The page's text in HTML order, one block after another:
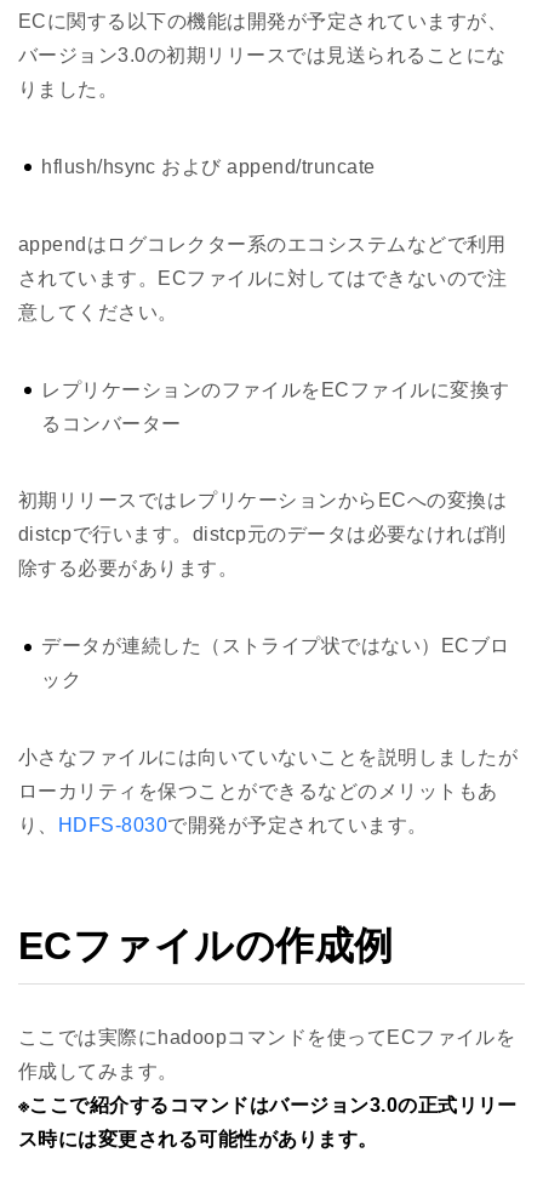
ECに関する以下の機能は開発が予定されていますが、
バージョン3.0の初期リリースでは見送られることにな
りました。
hflush/hsync および append/truncate
appendはログコレクター系のエコシステムなどで利用
されています。ECファイルに対してはできないので注
意してください。
レプリケーションのファイルをECファイルに変換す
るコンバーター
初期リリースではレプリケーションからECへの変換は
distcpで行います。distcp元のデータは必要なければ削
除する必要があります。
データが連続した（ストライプ状ではない）ECブロ
ック
小さなファイルには向いていないことを説明しましたが
ローカリティを保つことができるなどのメリットもあ
り、
HDFS-8030で開発が予定されています。
ECファイルの作成例
ここでは実際にhadoopコマンドを使ってECファイルを
作成してみます。
※ここで紹介するコマンドはバージョン3.0の正式リリー
ス時には変更される可能性があります。